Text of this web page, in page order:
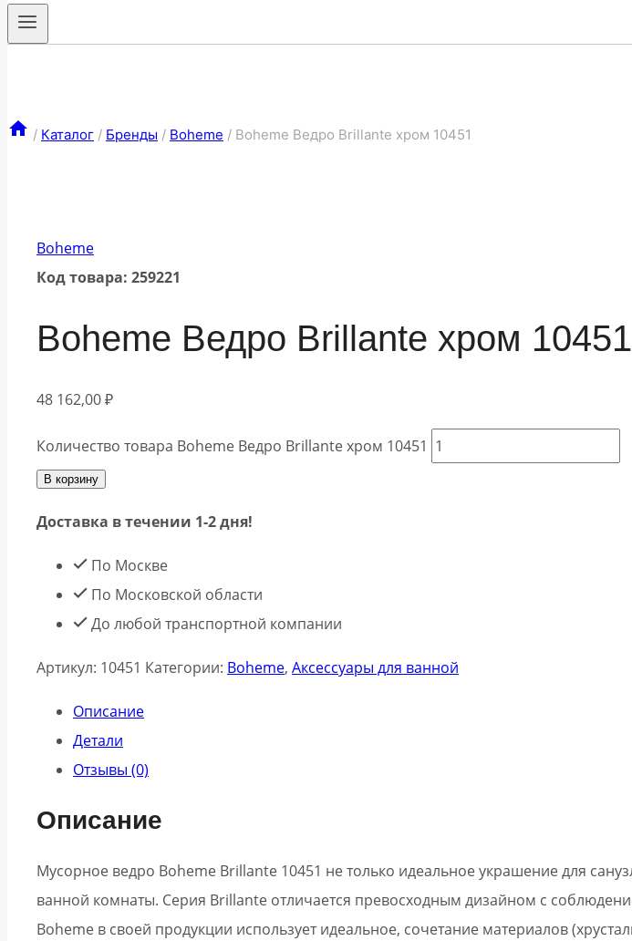
/ Каталог / Бренды / Boheme / Boheme Ведро Brillante хром 10451
Boheme
Код товара: 259221
Boheme Ведро Brillante хром 10451
48 162,00₽
Количество товара Boheme Ведро Brillante хром 10451
В корзину
Доставка в течении 1-2 дня!
По Москве
По Московской области
До любой транспортной компании
Артикул: 10451 Категории: Boheme, Аксессуары для ванной
Описание
Детали
Отзывы (0)
Описание
Мусорное ведро Boheme Brillante 10451 не только идеальное украшение для
ванной комнаты. Серия Brillante отличается превосходным дизайном с
Boheme в своей продукции использует идеальное, сочетание материалов